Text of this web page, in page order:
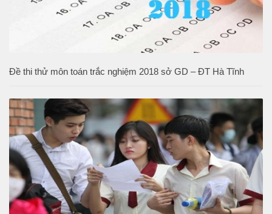
Đề thi thử môn toán trắc nghiệm 2018 sở GD – ĐT Hà Tĩnh